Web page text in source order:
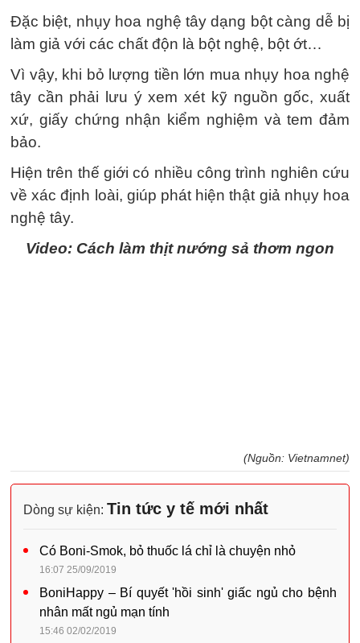
Đặc biệt, nhụy hoa nghệ tây dạng bột càng dễ bị
làm giả với các chất độn là bột nghệ, bột ớt…
Vì vậy, khi bỏ lượng tiền lớn mua nhụy hoa nghệ
tây cần phải lưu ý xem xét kỹ nguồn gốc, xuất
xứ, giấy chứng nhận kiểm nghiệm và tem đảm
bảo.
Hiện trên thế giới có nhiều công trình nghiên cứu
về xác định loài, giúp phát hiện thật giả nhụy hoa
nghệ tây.
Video: Cách làm thịt nướng sả thơm ngon
(Nguồn: Vietnamnet)
Dòng sự kiện: Tin tức y tế mới nhất
Có Boni-Smok, bỏ thuốc lá chỉ là chuyện nhỏ
16:07 25/09/2019
BoniHappy – Bí quyết 'hồi sinh' giấc ngủ cho bệnh
nhân mất ngủ mạn tính
15:46 02/02/2019